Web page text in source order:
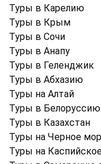
Туры в Карелию
Туры в Крым
Туры в Cочи
Туры в Анапу
Туры в Геленджик
Туры в Абхазию
Туры на Алтай
Туры в Белоруссию
Туры в Казахстан
Туры на Черное
Туры на